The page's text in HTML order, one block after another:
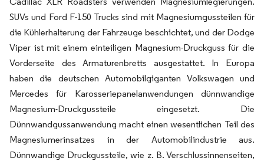
SUVs und Ford F-150 Trucks sind mit Magnesiumgussteilen für
die Kühlerhalterung der Fahrzeuge beschichtet, und der Dodge
Viper ist mit einem einteiligen Magnesium-Druckguss für die
Vorderseite des Armaturenbretts ausgestattet. In Europa
haben die deutschen Automobilgiganten Volkswagen und
Mercedes für Karosseriepanelanwendungen dünnwandige
Magnesium-Druckgussteile eingesetzt. Die
Dünnwandgussanwendung macht einen wesentlichen Teil des
Magnesiumerinsatzes in der Automobilindustrie aus.
Dünnwandige Druckgussteile, wie z. B. Verschlussinnenseiten,